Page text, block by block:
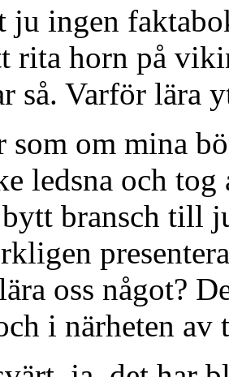
ju ingen
rita horn på
så. Varför lära
som om mina
ledsna och
bransch till
oss något?
i närheten av